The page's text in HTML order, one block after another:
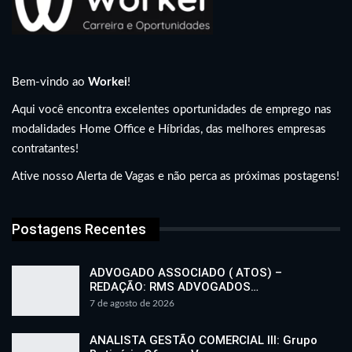
Bem-vindo ao Workei!
Aqui você encontra excelentes oportunidades de emprego nas
modalidades Home Office e Híbridas, das melhores empresas
contratantes!
Ative nosso Alerta de Vagas e não perca as próximas postagens!
Postagens Recentes
ADVOGADO ASSOCIADO ( ATOS) –
REDAÇÃO: RMS ADVOGADOS…
7 de agosto de 2026
ANALISTA GESTÃO COMERCIAL III: Grupo